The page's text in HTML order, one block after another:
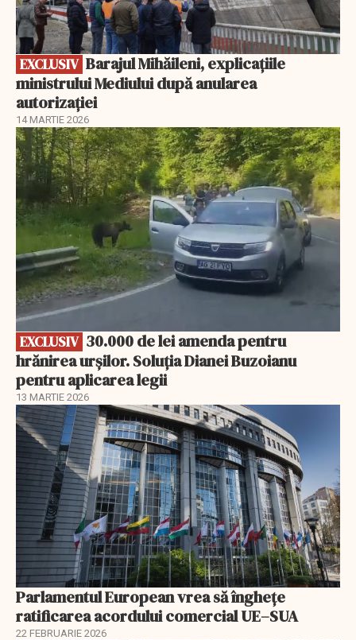
EXCLUSIV
ministrului Mediului după anularea
autorizației
14 MARTIE 2026
EXCLUSIV
EXCLUSIV
hrănirea urșilor. Soluția Dianei Buzoianu
pentru aplicarea legii
13 MARTIE 2026
Parlamentul European vrea să înghețe
ratificarea acordului comercial UE–SUA
22 FEBRUARIE 2026